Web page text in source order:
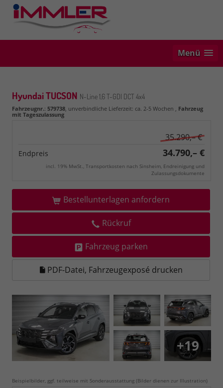
Menü
Hyundai TUCSON N-Line 1,6 T-GDI DCT 4x4
Fahrzeugnr.: 579738, unverbindliche Lieferzeit: ca. 2-5 Wochen , Fahrzeug
mit Tageszulassung
35.290,– €
Endpreis 34.790,– €
incl. 19% MwSt., Transportkosten nach Sinsheim, Endreinigung und
Zulassungsdokumente
Bestellunterlagen anfordern
Rückruf
Fahrzeug parken
PDF-Datei, Fahrzeugexposé drucken
+19
Beispielbilder, ggf. teilweise mit Sonderausstattung (Bilder dienen zur Illustration)